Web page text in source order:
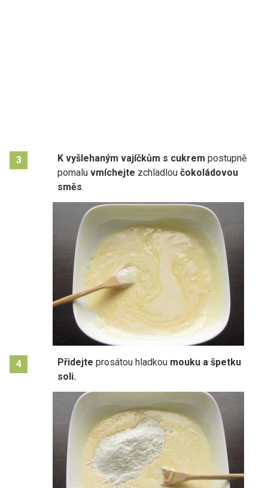
3 K vyšlehaným vajíčkům s cukrem postupně
pomalu vmíchejte zchladlou čokoládovou
směs.
4 Přidejte prosátou hladkou mouku a špetku
soli.